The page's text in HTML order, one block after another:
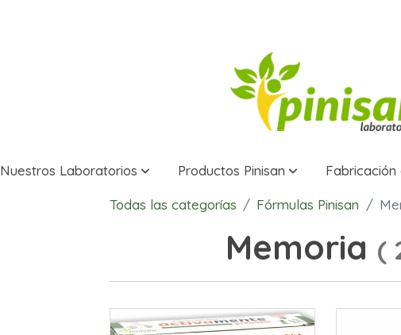
Nuestros Laboratorios Productos Pinisan
Todas las categorías Fórmulas Pinisan
Memoria (